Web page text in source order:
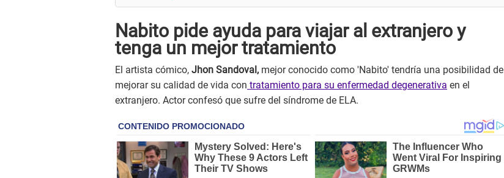
Nabito pide ayuda para viajar al extranjero y
tenga un mejor tratamiento
El artista cómico, Jhon Sandoval, mejor conocido como 'Nabito' tendría una posibilidad de
mejorar su calidad de vida con tratamiento para su enfermedad degenerativa en el
extranjero. Actor confesó que sufre del síndrome de ELA.